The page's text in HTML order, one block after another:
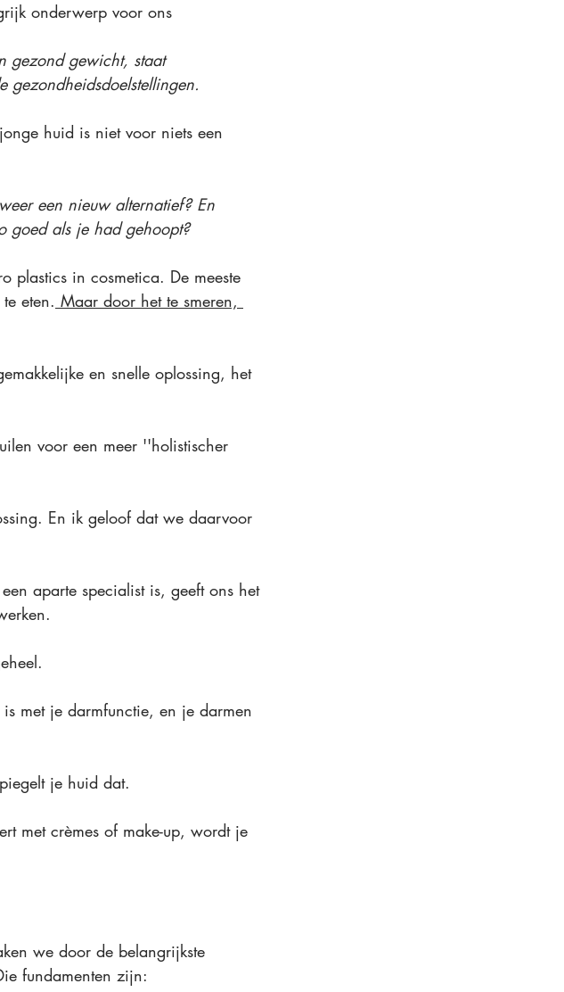
onderwerp voor ons
gezond gewicht, staat
gezondheidsdoelstellingen.
huid is niet voor niets een
een nieuw alternatief? En
goed als je had gehoopt?
plastics in cosmetica. De meeste
eten. Maar door het te smeren,
en snelle oplossing, het
voor een meer ''holistischer
En ik geloof dat we daarvoor
aparte specialist is, geeft ons het
met je darmfunctie, en je darmen
je huid dat.
met crèmes of make-up, wordt je
we door de belangrijkste
fundamenten zijn: